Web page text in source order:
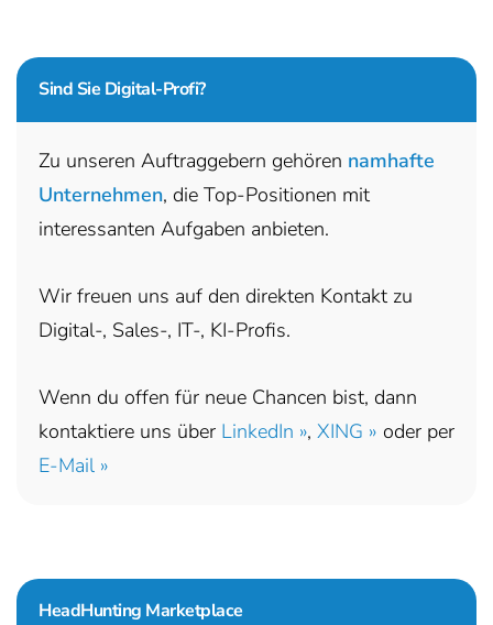
Sind Sie Digital-Profi?
Zu unseren Auftraggebern gehören namhafte
Unternehmen, die Top-Positionen mit
interessanten Aufgaben anbieten.
Wir freuen uns auf den direkten Kontakt zu
Digital-, Sales-, IT-, KI-Profis.
Wenn du offen für neue Chancen bist, dann
kontaktiere uns über LinkedIn », XING » oder per
E-Mail »
HeadHunting Marketplace